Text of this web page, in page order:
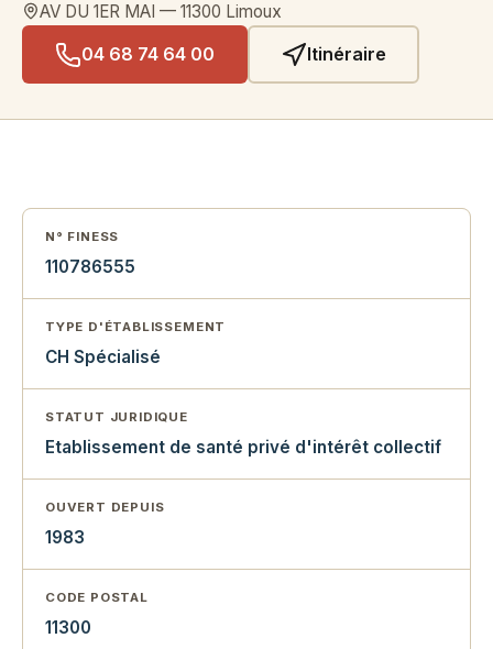
AV DU 1ER MAI — 11300 Limoux
04 68 74 64 00 Itinéraire
N° FINESS
110786555
TYPE D'ÉTABLISSEMENT
CH Spécialisé
STATUT JURIDIQUE
Etablissement de santé privé d'intérêt collectif
OUVERT DEPUIS
1983
CODE POSTAL
11300